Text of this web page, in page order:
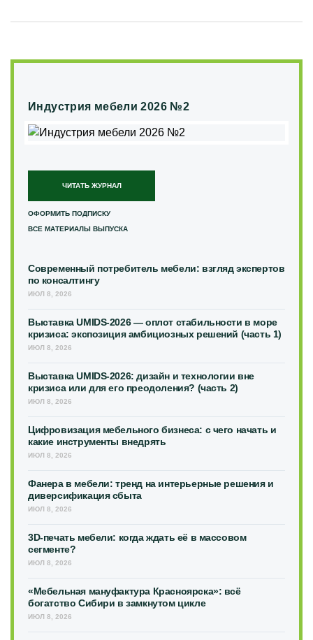
Индустрия мебели 2026 №2
ЧИТАТЬ ЖУРНАЛ
ОФОРМИТЬ ПОДПИСКУ
ВСЕ МАТЕРИАЛЫ ВЫПУСКА
Современный потребитель мебели: взгляд экспертов
по консалтингу
ИЮЛ 8, 2026
Выставка UMIDS-2026 — оплот стабильности в море
кризиса: экспозиция амбициозных решений (часть 1)
ИЮЛ 8, 2026
Выставка UMIDS-2026: дизайн и технологии вне
кризиса или для его преодоления? (часть 2)
ИЮЛ 8, 2026
Цифровизация мебельного бизнеса: с чего начать и
какие инструменты внедрять
ИЮЛ 8, 2026
Фанера в мебели: тренд на интерьерные решения и
диверсификация сбыта
ИЮЛ 8, 2026
3D-печать мебели: когда ждать её в массовом
сегменте?
ИЮЛ 8, 2026
«Мебельная мануфактура Красноярска»: всё
богатство Сибири в замкнутом цикле
ИЮЛ 8, 2026